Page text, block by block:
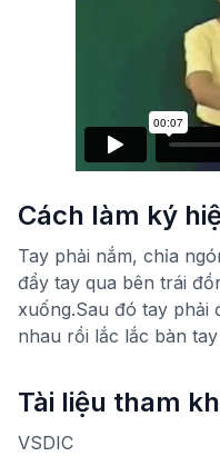
Cách làm ký
Tay phải nắm, chỉa
đẩy tay qua bên trái
xuống.Sau đó tay phải
nhau rồi lắc lắc bàn tay
Tài liệu tham
VSDIC